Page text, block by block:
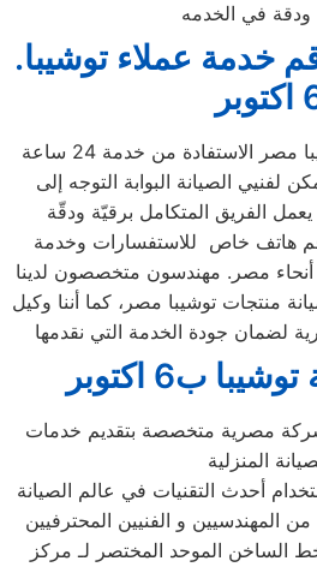
ودقة في الخدمه
.معلومات عن رقم خدمة عملاء توشيبا
تتيح لك مراكز صيانة توشيبا مصر الاستفادة من خدمة 24 ساعة
لفنيي الصيانة البوابة التوجه إلى
الفريق المتكامل برقيّة ودقّة
هاتف خاص للاستفسارات وخدمة
أنحاء مصر. مهندسون متخصصون لدينا
منتجات توشيبا مصر، كما أننا وكيل
ب6 اكتوبر
6 اكتوبر ” شركة مصرية متخصصة بتقديم خدمات
المنزلية
أحدث التقنيات في عالم الصيانة
و الفنيين المحترفيين
الساخن الموحد المختصر لـ مركز